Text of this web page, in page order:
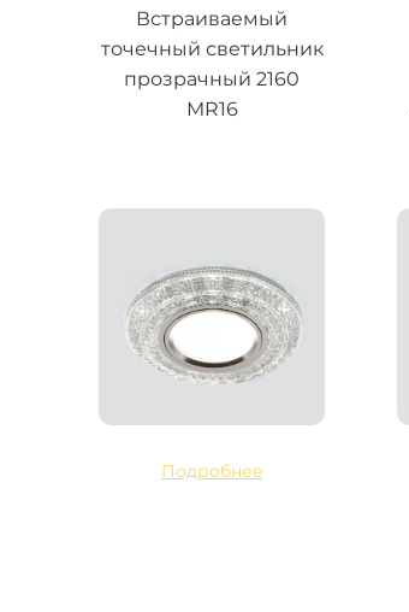
Встраиваемый
точечный светильник
прозрачный 2160
MR16
Подробнее